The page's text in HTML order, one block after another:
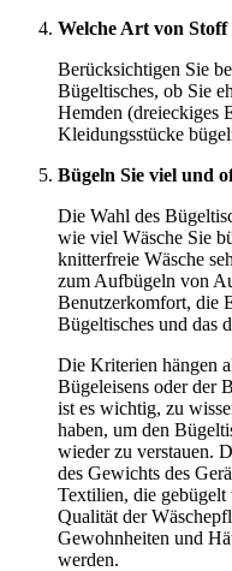
Welche Art von Stoff
Berücksichtigen Sie
Bügeltisches, ob Sie
Hemden (dreieckiges
Kleidungsstücke
Bügeln Sie viel und
Die Wahl des
wie viel Wäsche Sie
knitterfreie Wäsche
zum Aufbügeln von
Benutzerkomfort, die
Bügeltisches und das
Die Kriterien hängen
Bügeleisens oder der
ist es wichtig, zu
haben, um den
wieder zu verstauen.
des Gewichts des
Textilien, die
Qualität der
Gewohnheiten und
werden.